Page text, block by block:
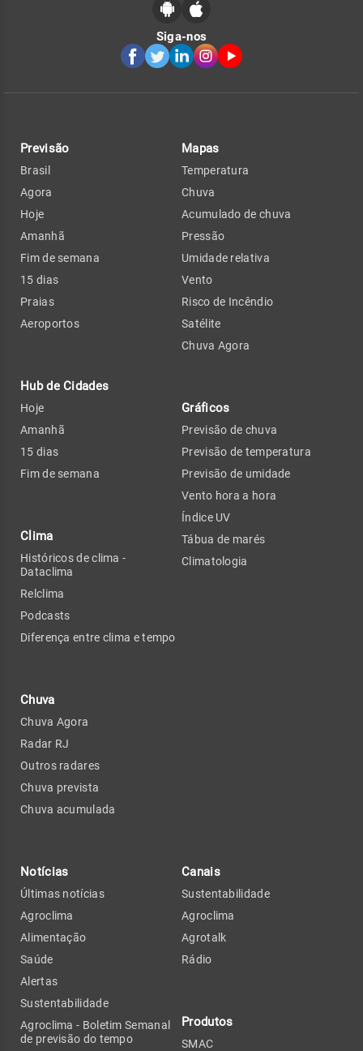
Siga-nos
Previsão
Brasil
Agora
Hoje
Amanhã
Fim de semana
15 dias
Praias
Aeroportos
Hub de Cidades
Hoje
Amanhã
15 dias
Fim de semana
Clima
Históricos de clima -
Dataclima
Relclima
Podcasts
Diferença entre clima e tempo
Chuva
Chuva Agora
Radar RJ
Outros radares
Chuva prevista
Chuva acumulada
Mapas
Temperatura
Chuva
Acumulado de chuva
Pressão
Umidade relativa
Vento
Risco de Incêndio
Satélite
Chuva Agora
Gráficos
Previsão de chuva
Previsão de temperatura
Previsão de umidade
Vento hora a hora
Índice UV
Tábua de marés
Climatologia
Notícias
Últimas notícias
Agroclima
Alimentação
Saúde
Alertas
Sustentabilidade
Agroclima - Boletim Semanal
de previsão do tempo
Canais
Sustentabilidade
Agroclima
Agrotalk
Rádio
Produtos
SMAC